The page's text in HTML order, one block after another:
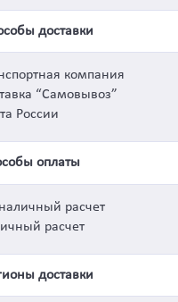
доставки
компания
“Самовывоз”
России
оплаты
расчет
расчет
доставки